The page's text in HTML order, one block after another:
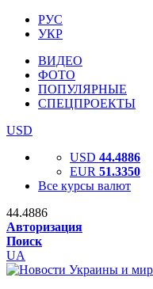
РУС
УКР
ВИДЕО
ФОТО
ПОПУЛЯРНЫЕ
СПЕЦПРОЕКТЫ
USD
USD 44.4886
EUR 51.3350
Все курсы валют
44.4886
Авторизация
Поиск
UA